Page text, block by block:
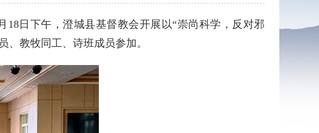
日下午，澄城县基督教会开展以“崇尚科学，反对邪
教牧同工、诗班成员参加。